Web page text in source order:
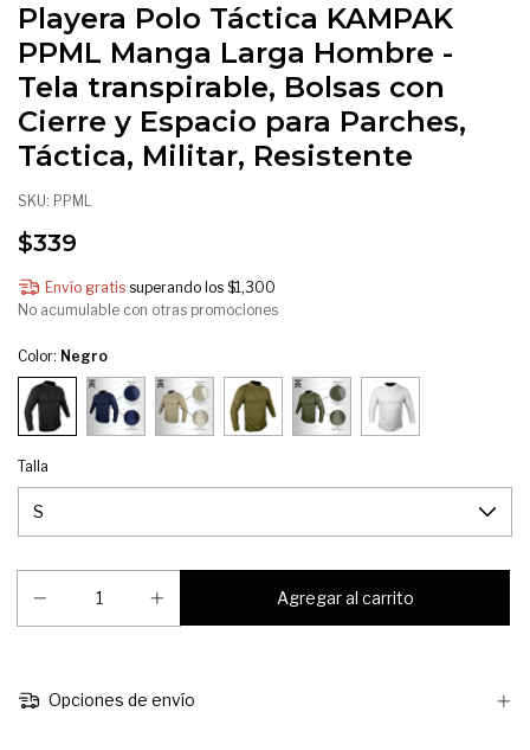
Playera Polo Táctica KAMPAK
PPML Manga Larga Hombre -
Tela transpirable, Bolsas con
Cierre y Espacio para Parches,
Táctica, Militar, Resistente
SKU: PPML
$339
Envío gratis superando los $1,300
No acumulable con otras promociones
Color: Negro
Talla
Opciones de envío